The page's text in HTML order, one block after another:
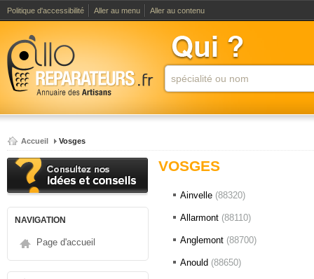
Politique d'accessibilité Aller au menu Aller au contenu
Accueil Vosges
NAVIGATION
Page d'accueil
VOSGES
Ainvelle (88320)
Allarmont (88110)
Anglemont (88700)
Anould (88650)